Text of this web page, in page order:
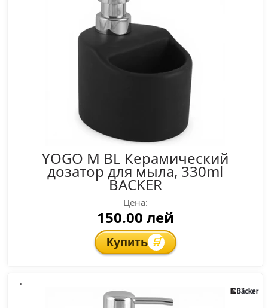
YOGO M BL Керамический
дозатор для мыла, 330ml
BACKER
Цена:
150.00 лей
Купить 🛒